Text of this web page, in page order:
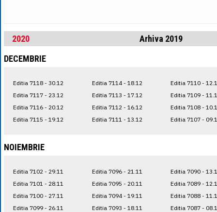
2020
Arhiva 2019
DECEMBRIE
Editia 7118 - 30.12
Editia 7117 - 23.12
Editia 7116 - 20.12
Editia 7115 - 19.12
Editia 7114 - 18.12
Editia 7113 - 17.12
Editia 7112 - 16.12
Editia 7111 - 13.12
Editia 7110 -
Editia 7109 -
Editia 7108 -
Editia 7107 -
NOIEMBRIE
Editia 7102 - 29.11
Editia 7101 - 28.11
Editia 7100 - 27.11
Editia 7099 - 26.11
Editia 7096 - 21.11
Editia 7095 - 20.11
Editia 7094 - 19.11
Editia 7093 - 18.11
Editia 7090 -
Editia 7089 -
Editia 7088 -
Editia 7087 -